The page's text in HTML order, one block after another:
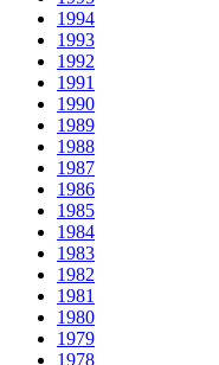
1994
1993
1992
1991
1990
1989
1988
1987
1986
1985
1984
1983
1982
1981
1980
1979
1978